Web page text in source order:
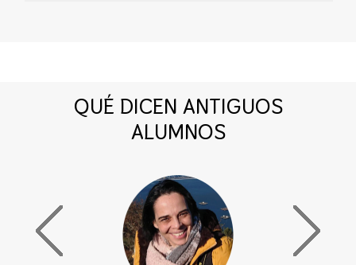
QUÉ DICEN ANTIGUOS
ALUMNOS